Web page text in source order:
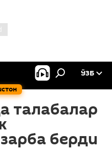
ЎЗБ
талабалар
берди